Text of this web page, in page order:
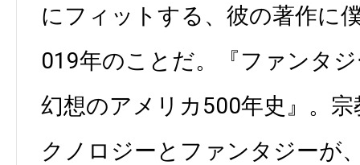
にフィットする、彼の著作に
019年のことだ。『ファンタ
幻想のアメリカ500年史』。
クノロジーとファンタジーが